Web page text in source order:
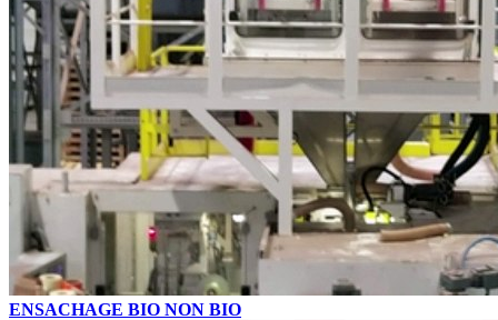
ENSACHAGE BIO NON BIO